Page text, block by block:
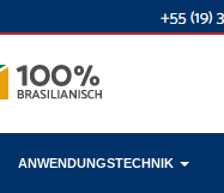
ANWENDUNGSTECHNIK